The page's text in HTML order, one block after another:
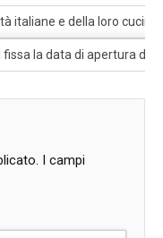
italiane e della loro cucina
fissa la data di apertura
I campi